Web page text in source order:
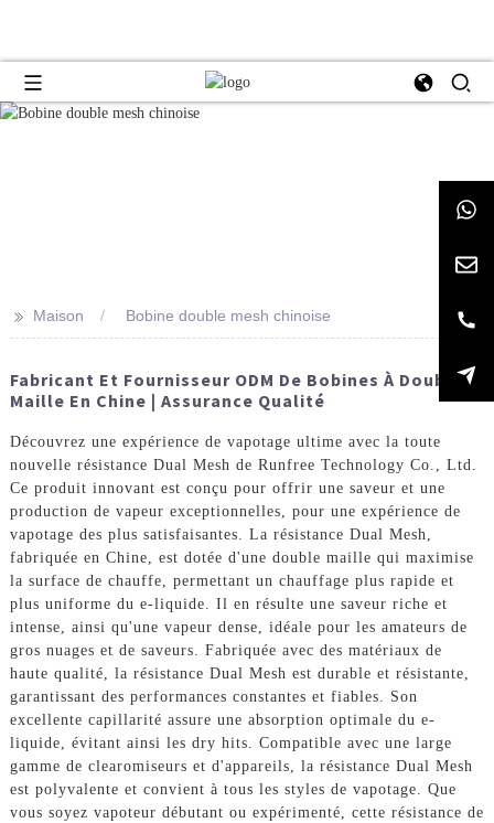
>> Maison Bobine double mesh chinoise
Fabricant Et Fournisseur ODM De Bobines À Double
Maille En Chine | Assurance Qualité
Découvrez une expérience de vapotage ultime avec la toute
nouvelle résistance Dual Mesh de Runfree Technology Co., Ltd.
Ce produit innovant est conçu pour offrir une saveur et une
production de vapeur exceptionnelles, pour une expérience de
vapotage des plus satisfaisantes. La résistance Dual Mesh,
fabriquée en Chine, est dotée d'une double maille qui maximise
la surface de chauffe, permettant un chauffage plus rapide et
plus uniforme du e-liquide. Il en résulte une saveur riche et
intense, ainsi qu'une vapeur dense, idéale pour les amateurs de
gros nuages ​​et de saveurs. Fabriquée avec des matériaux de
haute qualité, la résistance Dual Mesh est durable et résistante,
garantissant des performances constantes et fiables. Son
excellente capillarité assure une absorption optimale du e-
liquide, évitant ainsi les dry hits. Compatible avec une large
gamme de clearomiseurs et d'appareils, la résistance Dual Mesh
est polyvalente et convient à tous les styles de vapotage. Que
vous soyez vapoteur débutant ou expérimenté, cette résistance de